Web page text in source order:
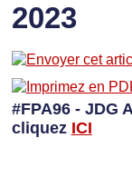
2023
#FPA96 - JDG
cliquez ICI